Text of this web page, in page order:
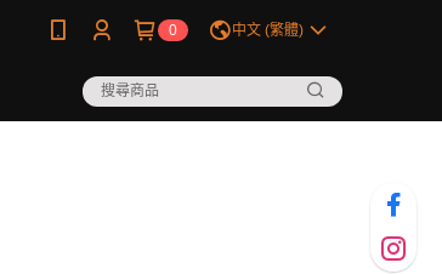
0 中文 (繁體)